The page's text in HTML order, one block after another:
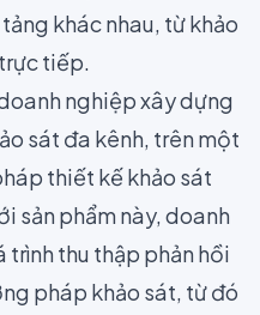
khác nhau, từkhảo
tiếp.
nghiệp xây dựng
sát đa kênh, trên một
thiết kế khảo sát
sản phẩm này, doanh
thu thập phản hồi
pháp khảo sát, từ đó